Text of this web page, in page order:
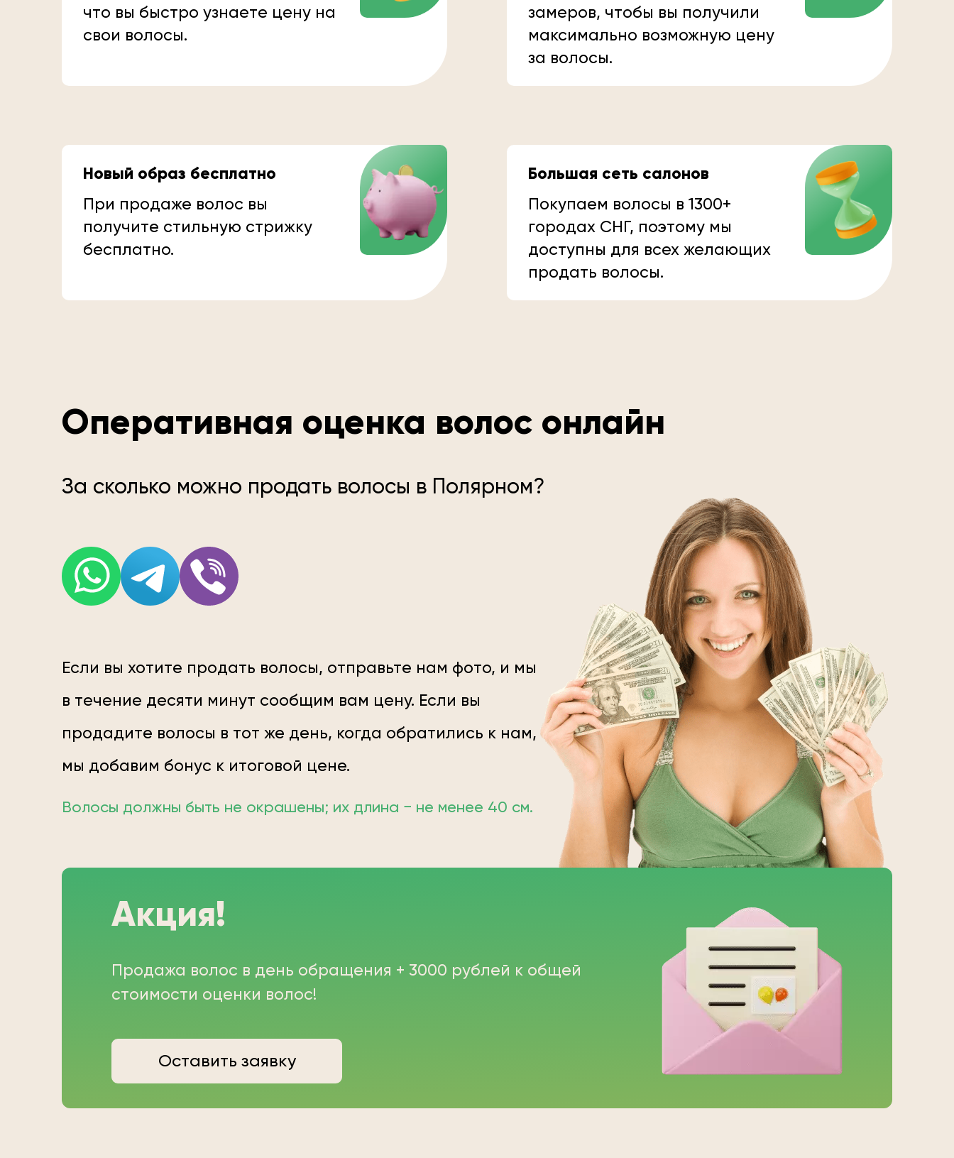
что вы быстро узнаете цену на
свои волосы.
замеров, чтобы вы получили
максимально возможную цену
за волосы.
Новый образ бесплатно
При продаже волос вы
получите стильную стрижку
бесплатно.
Большая сеть салонов
Покупаем волосы в 1300+
городах СНГ, поэтому мы
доступны для всех желающих
продать волосы.
Оперативная оценка волос онлайн
За сколько можно продать волосы в Полярном?
Если вы хотите продать волосы, отправьте нам фото, и мы
в течение десяти минут сообщим вам цену. Если вы
продадите волосы в тот же день, когда обратились к нам,
мы добавим бонус к итоговой цене.
Волосы должны быть не окрашены; их длина − не менее 40 см.
Акция!
Продажа волос в день обращения + 3000 рублей к общей
стоимости оценки волос!
Оставить заявку